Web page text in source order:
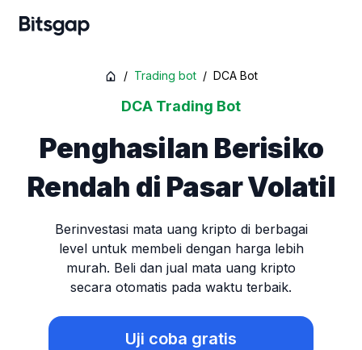
/ Trading bot / DCA Bot
DCA Trading Bot
Penghasilan Berisiko
Rendah di Pasar Volatil
Berinvestasi mata uang kripto di berbagai
level untuk membeli dengan harga lebih
murah. Beli dan jual mata uang kripto
secara otomatis pada waktu terbaik.
Uji coba gratis